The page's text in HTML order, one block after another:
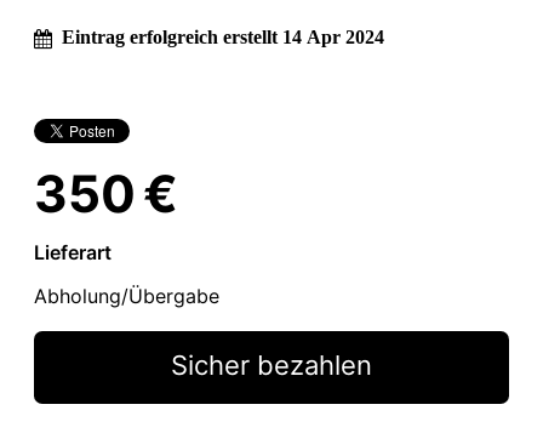
Eintrag erfolgreich erstellt 14 Apr 2024
350 €
Lieferart
Abholung/Übergabe
Sicher bezahlen